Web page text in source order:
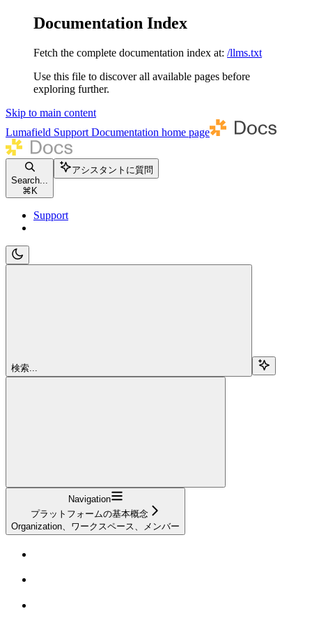
Documentation Index
Fetch the complete documentation index at: /llms.txt
Use this file to discover all available pages before
exploring further.
Skip to main content
Lumafield Support Documentation home page
Search...
⌘ K
アシスタントに質問
Support
検索...
Navigation
プラットフォームの基本概念
Organization、ワークスペース、メンバー